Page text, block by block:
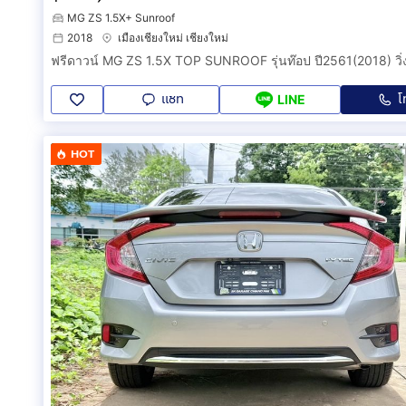
MG ZS 1.5X+ Sunroof
2018
เมืองเชียงใหม่ เชียงใหม่
แชท LINE
HOT